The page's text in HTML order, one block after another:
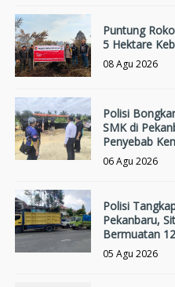
Puntung
5 Hektare
08 Agu 2026
Polisi
SMK di
Penyebab
06 Agu 2026
Polisi
Pekanbaru,
Bermuatan
05 Agu 2026